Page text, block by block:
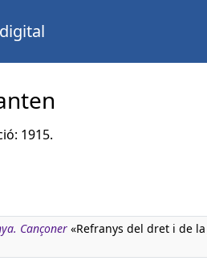
1915.
Cançoner «Refranys del dret i de